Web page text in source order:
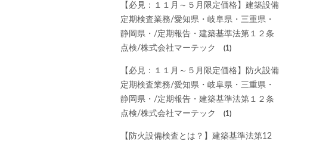
【必見：１１月～５月限定価格】建築設備
定期検査業務/愛知県・岐阜県・三重県・
静岡県・/定期報告・建築基準法第１２条
点検/株式会社マーテック
(1)
【必見：１１月～５月限定価格】防火設備
定期検査業務/愛知県・岐阜県・三重県・
静岡県・/定期報告・建築基準法第１２条
点検/株式会社マーテック
(1)
【防火設備検査とは？】建築基準法第12